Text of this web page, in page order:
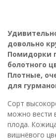
довольно
Помидорки
болотного
Плотные,
для
Сорт
можно вести
плода.
вишнёвого